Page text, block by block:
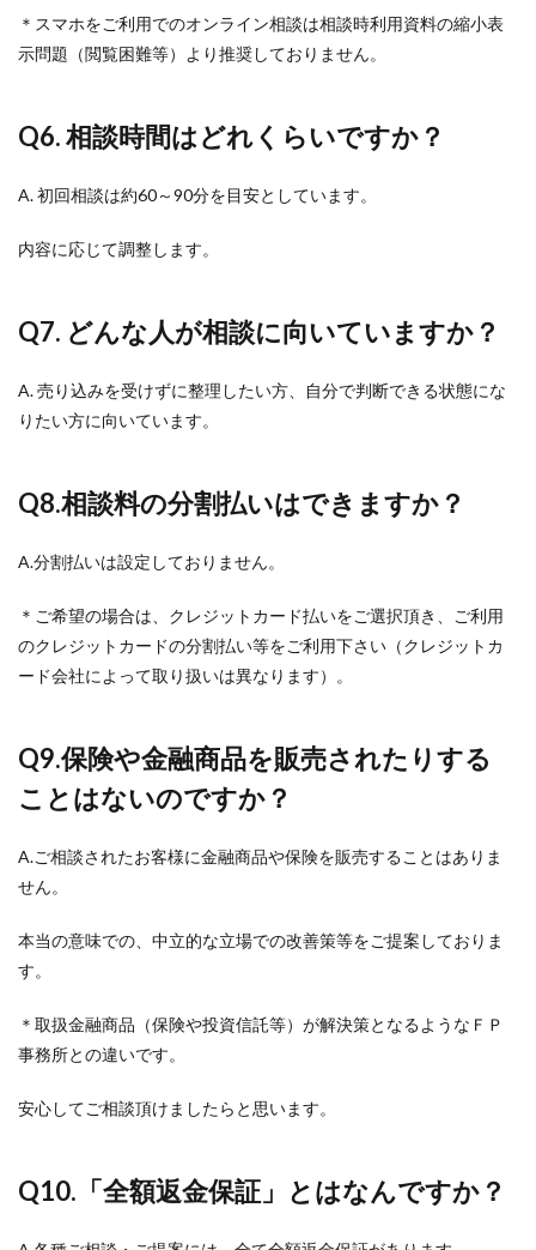
＊スマホをご利用でのオンライン相談は相談時利用資料の縮小表
示問題（閲覧困難等）より推奨しておりません。
Q6. 相談時間はどれくらいですか？
A. 初回相談は約60～90分を目安としています。
内容に応じて調整します。
Q7. どんな人が相談に向いていますか？
A. 売り込みを受けずに整理したい方、自分で判断できる状態にな
りたい方に向いています。
Q8.相談料の分割払いはできますか？
A.分割払いは設定しておりません。
＊ご希望の場合は、クレジットカード払いをご選択頂き、ご利用
のクレジットカードの分割払い等をご利用下さい（クレジットカ
ード会社によって取り扱いは異なります）。
Q9.保険や金融商品を販売されたりする
ことはないのですか？
A.ご相談されたお客様に金融商品や保険を販売することはありま
せん。
本当の意味での、中立的な立場での改善策等をご提案しておりま
す。
＊取扱金融商品（保険や投資信託等）が解決策となるようなＦＰ
事務所との違いです。
安心してご相談頂けましたらと思います。
Q10. 「全額返金保証」とはなんですか？